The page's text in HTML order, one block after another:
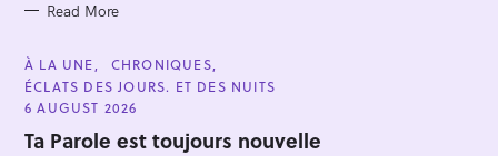
Read More
C
A
T
E
O
R
À LA UNE
CHRONIQUES
ÉCLATS DES JOURS. ET DES NUITS
6 AUGUST 2026
Ta Parole est toujours nouvelle